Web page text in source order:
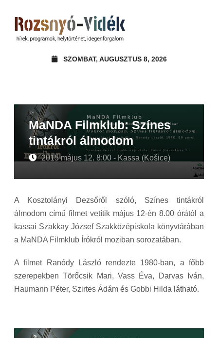
SZOMBAT, AUGUSZTUS 8, 2026
MaNDA Filmklub: Színes
tintákról álmodom
2015 május 12. 8:00 - Kassa (Košice)
A Kosztolányi Dezsőről szóló, Színes tintákról
álmodom című filmet vetítik május 12-én 8.00 órától a
kassai Szakkay József Szakközépiskola könyvtárában
a MaNDA Filmklub Írókról moziban sorozatában.
A filmet Ranódy László rendezte 1980-ban, a főbb
szerepekbenTörőcsik Mari, Vass Éva, Darvas Iván,
Haumann Péter, Szirtes Ádám és Gobbi Hilda látható.